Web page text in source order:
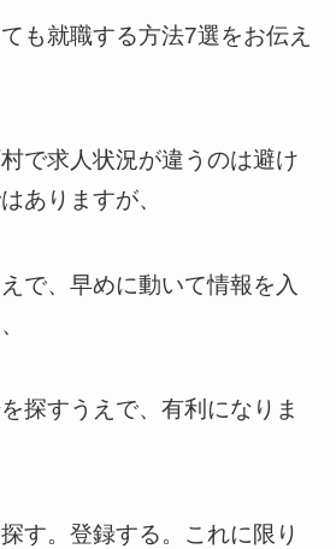
も就職する方法7選をお伝え
で求人状況が違うのは避け
ありますが、
で、早めに動いて情報を入
探すうえで、有利になりま
す。登録する。これに限り